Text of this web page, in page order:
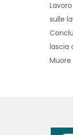
sulle
lascia
Muore